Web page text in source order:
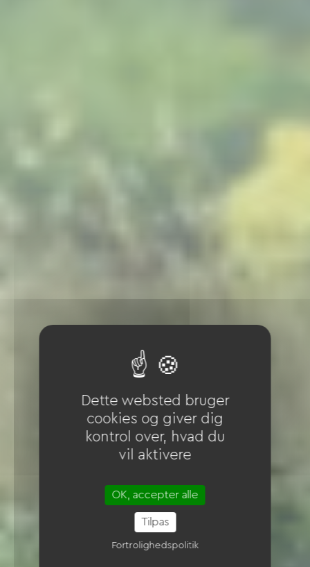
Dette websted bruger
cookies og giver dig
kontrol over, hvad du
vil aktivere
OK, accepter alle
Tilpas
Fortrolighedspolitik